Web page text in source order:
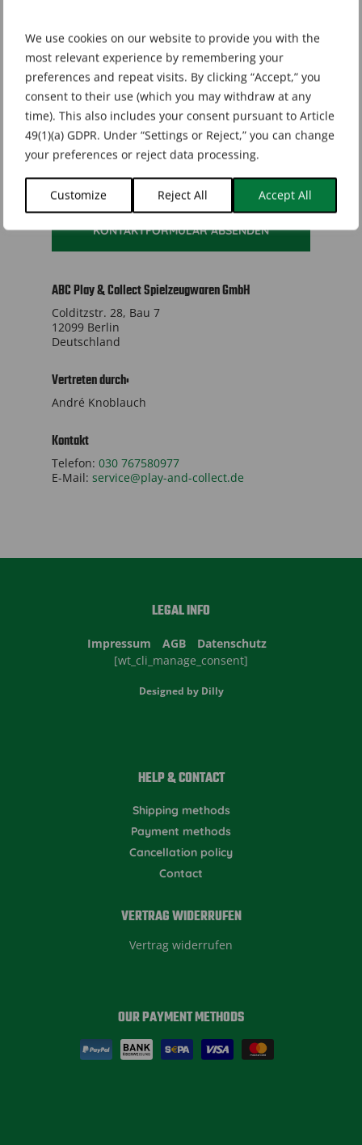
We use cookies on our website to provide you with the
most relevant experience by remembering your
preferences and repeat visits. By clicking “Accept,” you
consent to their use (which you may withdraw at any
time). This also includes your consent pursuant to Article
49(1)(a) GDPR. Under “Settings or Reject,” you can change
your preferences or reject data processing.
Customize Reject All Accept All
Bitte geben Sie die Zeichen ein *
KONTAKTFORMULAR ABSENDEN
field
be
left
blank
ABC Play & Collect Spielzeugwaren GmbH
Colditzstr. 28, Bau 7
12099 Berlin
Deutschland
Vertreten durch:
André Knoblauch
Kontakt
Telefon: 030 767580977
E-Mail: service@play-and-collect.de
LEGAL INFO
Impressum AGB
Datenschutz
[wt_cli_manage_consent]
Designed by Dilly
HELP & CONTACT
Shipping methods
Payment methods
Cancellation policy
Contact
VERTRAG WIDERRUFEN
Vertrag widerrufen
OUR PAYMENT METHODS